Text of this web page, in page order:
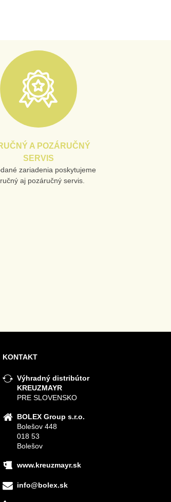
A POZÁRUČNÝ
SERVIS
zariadenia poskytujeme
aj pozáručný servis.
KONTAKT
Výhradný distribútor
KREUZMAYR
PRE SLOVENSKO
BOLEX Group s.r.o.
Bolešov 448
018 53
Bolešov
www.kreuzmayr.sk
info@bolex.sk